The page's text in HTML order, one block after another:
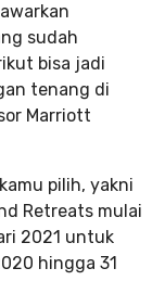
sudah
bisa jadi
tenang di
Marriott
pilih, yakni
Retreats mulai
2021 untuk
hingga 31